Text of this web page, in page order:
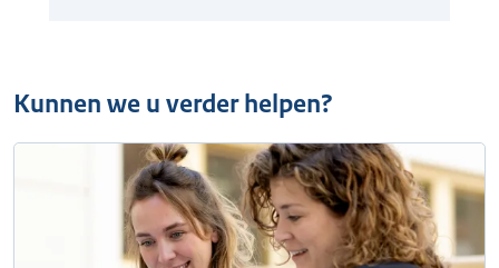
Kunnen we u verder helpen?